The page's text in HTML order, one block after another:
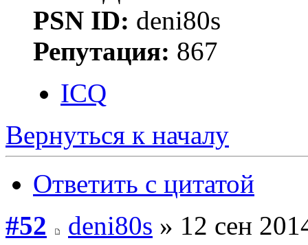
PSN ID: deni80s
Репутация: 867
ICQ
Вернуться к началу
Ответить с цитатой
#52
deni80s » 12 сен